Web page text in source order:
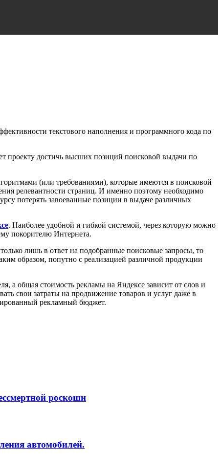
текстового наполнения и программного кода по
проекту достичь высших позиций поисковой выдачи по
(или требованиями), которые имеются в поисковой
релевантности страниц. И именно поэтому необходимо
потерять завоеванные позиции в выдаче различных
. Наиболее удобной и гибкой системой, через которую можно
покорителю Интернета.
лишь в ответ на подобранные поисковые запросы, то
образом, попутно с реализацией различной продукции
а общая стоимость рекламы на Яндексе зависит от слов и
свои затраты на продвижение товаров и услуг даже в
рекламный бюджет.
роскоши
автомобилей.